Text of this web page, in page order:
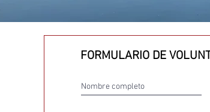
FORMULARIO DE